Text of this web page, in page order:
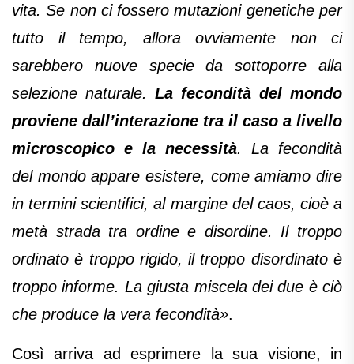
vita. Se non ci fossero mutazioni genetiche per
tutto il tempo, allora ovviamente non ci
sarebbero nuove specie da sottoporre alla
selezione naturale. La fecondità del mondo
proviene dall’interazione tra il caso a livello
microscopico e la necessità. La fecondità
del mondo appare esistere, come amiamo dire
in termini scientifici, al margine del caos, cioè a
metà strada tra ordine e disordine. Il troppo
ordinato è troppo rigido, il troppo disordinato è
troppo informe. La giusta miscela dei due è ciò
che produce la vera fecondità».
Così arriva ad esprimere la sua visione, in